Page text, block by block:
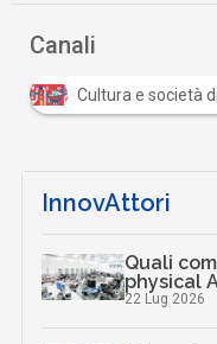
Canali
Cultura e società
InnovAttori
Quali
physical
22 Lug 2026